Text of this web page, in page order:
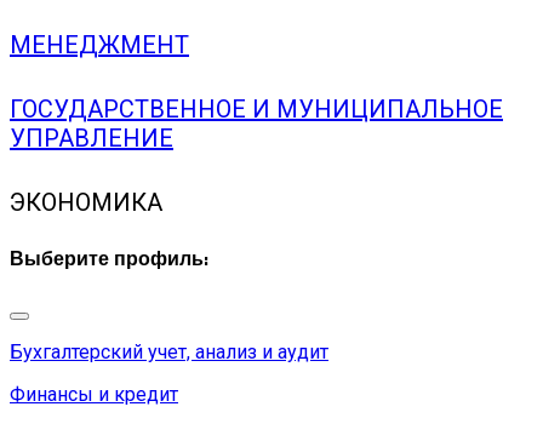
МЕНЕДЖМЕНТ
ГОСУДАРСТВЕННОЕ И МУНИЦИПАЛЬНОЕ
УПРАВЛЕНИЕ
ЭКОНОМИКА
Выберите профиль:
Бухгалтерский учет, анализ и аудит
Финансы и кредит